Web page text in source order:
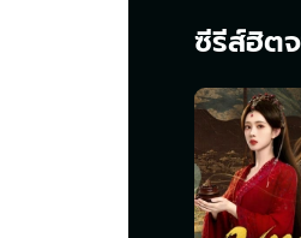
ซีรีส์ฮิต